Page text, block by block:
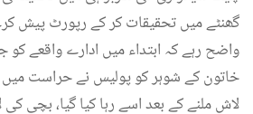
گھنٹے میں تحقیقات کر کے رپورٹ پیش
واضح رہے کہ ابتداء میں ادارے واقعے
خاتون کے شوہر کو پولیس نے حراست میں